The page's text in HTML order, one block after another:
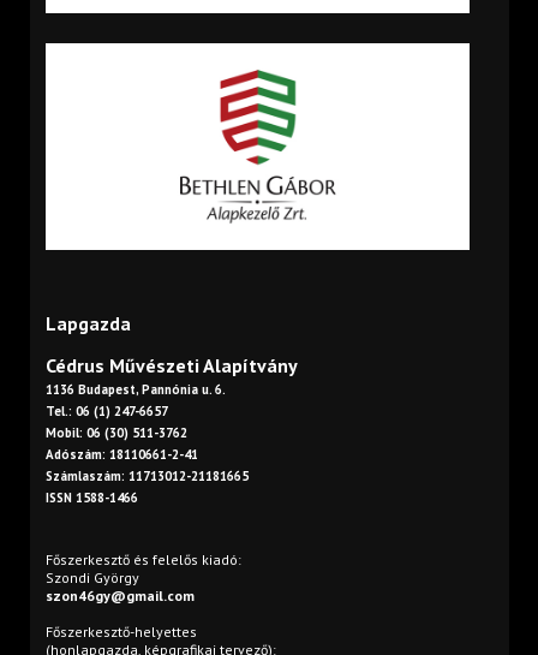
Lapgazda
Cédrus Művészeti Alapítvány
1136 Budapest, Pannónia u. 6.
Tel.: 06 (1) 247-6657
Mobil: 06 (30) 511-3762
Adószám: 18110661-2-41
Számlaszám: 11713012-21181665
ISSN 1588-1466
Főszerkesztő és felelős kiadó:
Szondi György
szon46gy@gmail.com
Főszerkesztő-helyettes
(honlapgazda, képgrafikai tervező):